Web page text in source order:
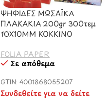
ΨΗΦΙΔΕΣ ΜΩΣΑΪΚΑ
ΠΛΑΚΑΚΙΑ 200gr 300τεμ
10X10MM ΚΟΚΚΙΝΟ
FOLIA PAPER
Σε απόθεμα
GTIN: 4001868055207
Συνδεθείτε για να δείτε